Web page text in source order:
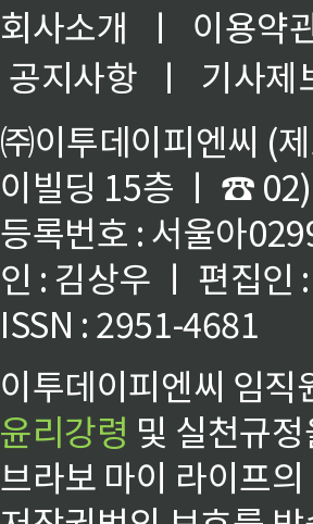
회사소개 ㅣ
이용약
공지사항
ㅣ
기사제
㈜이투데이피엔씨 (
이빌딩 15층 ㅣ ☎
등록번호 : 서울아
인 : 김상우 ㅣ 편집인
ISSN : 2951-4681
이투데이피엔씨 임
윤리강령 및 실천규
브라보 마이 라이프